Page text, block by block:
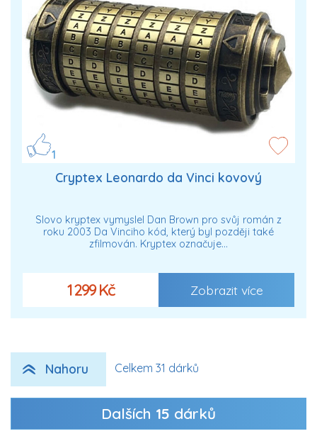
1
Cryptex Leonardo da Vinci kovový
Slovo kryptex vymyslel Dan Brown pro svůj román z
roku 2003 Da Vinciho kód, který byl později také
zfilmován. Kryptex označuje…
1 299 Kč Zobrazit více
Nahoru Celkem 31 dárků
Dalších 15 dárků